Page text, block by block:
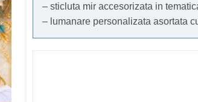
– sticluta mir accesorizata in
– lumanare personalizata asortata